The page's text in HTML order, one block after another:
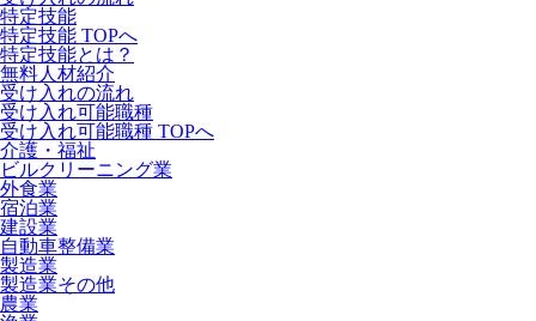
特定技能
特定技能 TOPへ
特定技能とは？
無料人材紹介
受け入れの流れ
受け入れ可能職種
受け入れ可能職種 TOPへ
介護・福祉
ビルクリーニング業
外食業
宿泊業
建設業
自動車整備業
製造業
製造業その他
農業